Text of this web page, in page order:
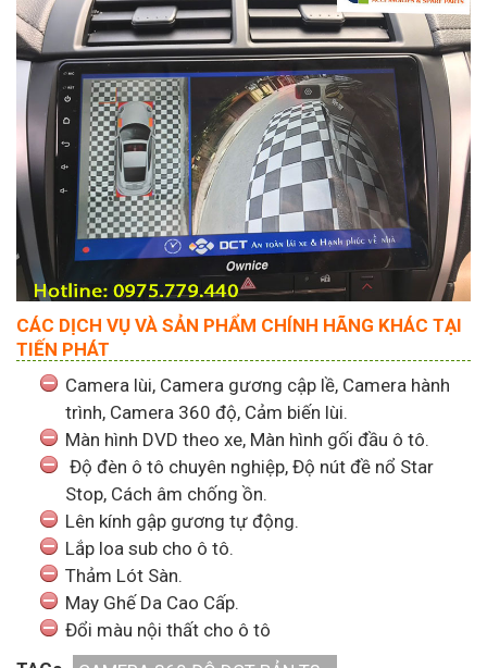
CÁC DỊCH VỤ VÀ SẢN PHẨM CHÍNH HÃNG KHÁC TẠI
TIẾN PHÁT
Camera lùi, Camera gương cập lề, Camera hành
trình, Camera 360 độ, Cảm biến lùi.
Màn hình DVD theo xe, Màn hình gối đầu ô tô.
Độ đèn ô tô chuyên nghiệp, Độ nút đề nổ Star
Stop, Cách âm chống ồn.
Lên kính gập gương tự động.
Lắp loa sub cho ô tô.
Thảm Lót Sàn.
May Ghế Da Cao Cấp.
Đổi màu nội thất cho ô tô